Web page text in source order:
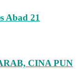
Abad 21
CINA PUN